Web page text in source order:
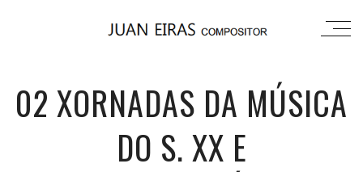
02 XORNADAS DA MÚSICA
DO S. XX E